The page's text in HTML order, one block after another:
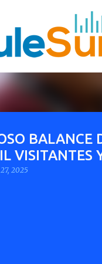
BALANCE
VISITANTES
2025